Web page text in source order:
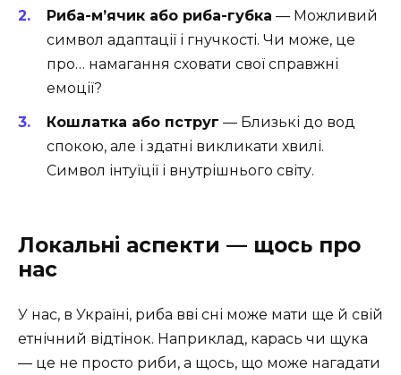
Риба-м’ячик або риба-губка — Можливий
символ адаптації і гнучкості. Чи може, це
про… намагання сховати свої справжні
емоції?
Кошлатка або пструг — Близькі до вод
спокою, але і здатні викликати хвилі.
Символ інтуїції і внутрішнього світу.
Локальні аспекти — щось про
нас
У нас, в Україні, риба вві сні може мати ще й свій
етнічний відтінок. Наприклад, карась чи щука
— це не просто риби, а щось, що може нагадати